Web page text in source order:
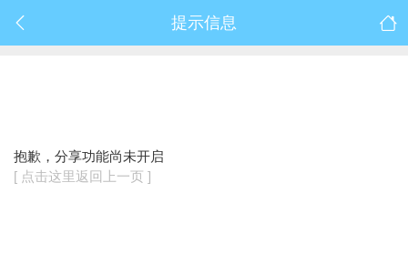
提示信息
抱歉，分享功能尚未开启
[ 点击这里返回上一页 ]